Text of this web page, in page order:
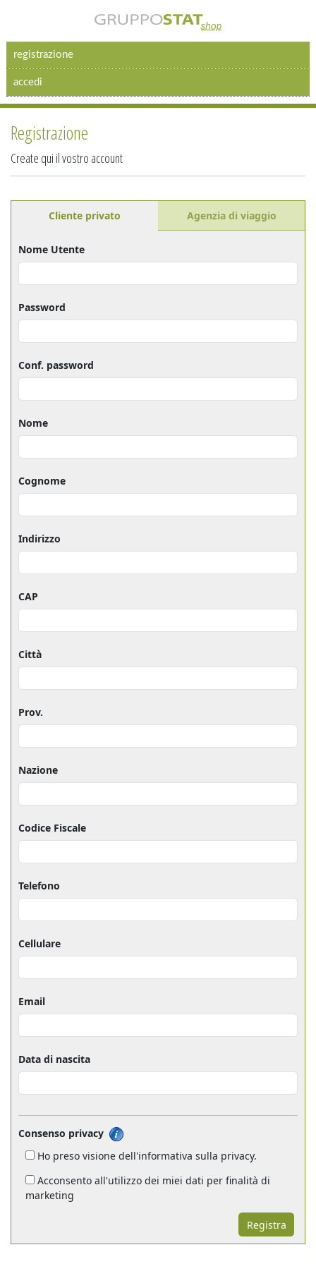
registrazione
accedi
Registrazione
Create qui il vostro account
Cliente privato Agenzia di viaggio
Nome Utente
Password
Conf. password
Nome
Cognome
Indirizzo
CAP
Città
Prov.
Nazione
Codice Fiscale
Telefono
Cellulare
Email
Data di nascita
Consenso privacy
Ho preso visione dell'informativa sulla privacy.
Acconsento all'utilizzo dei miei dati per finalità di
marketing